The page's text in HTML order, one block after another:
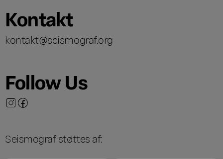
Kontakt
kontakt@seismograf.org
Follow Us
Seismograf støttes af: